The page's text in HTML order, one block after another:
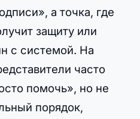
а точка, где
защиту или
с системой. На
часто
помочь», но не
порядок,